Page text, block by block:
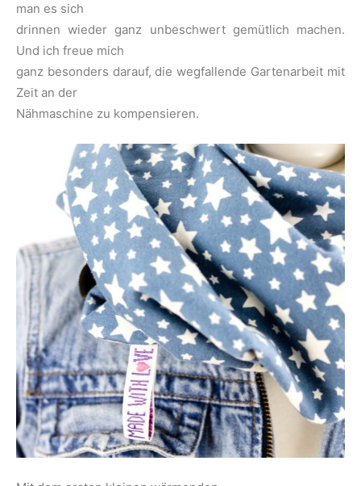
man es sich
drinnen wieder ganz unbeschwert gemütlich machen.
Und ich freue mich
ganz besonders darauf, die wegfallende Gartenarbeit mit
Zeit an der
Nähmaschine zu kompensieren.